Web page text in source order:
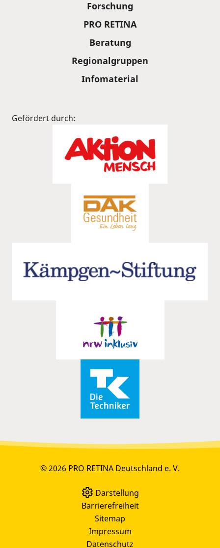
Forschung
PRO RETINA
Beratung
Regionalgruppen
Infomaterial
Gefördert durch:
© 2026 PRO RETINA Deutschland e. V.
Darstellung
Barrierefreiheit
Sitemap
Impressum
Datenschutz